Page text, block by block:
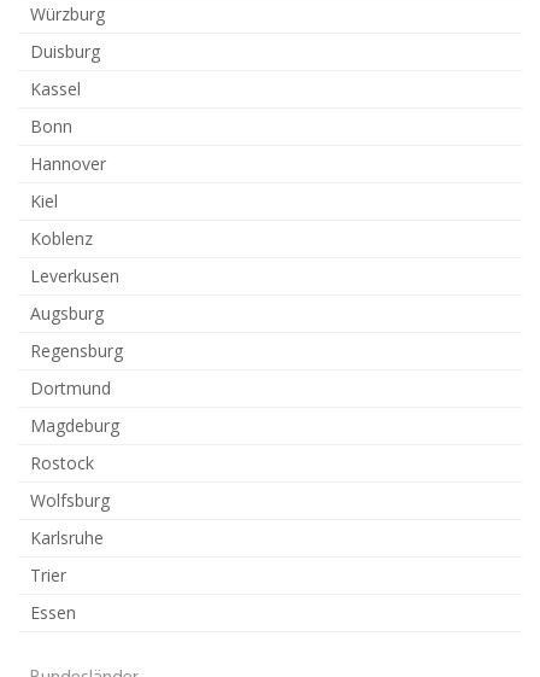
Würzburg
Duisburg
Kassel
Bonn
Hannover
Kiel
Koblenz
Leverkusen
Augsburg
Regensburg
Dortmund
Magdeburg
Rostock
Wolfsburg
Karlsruhe
Trier
Essen